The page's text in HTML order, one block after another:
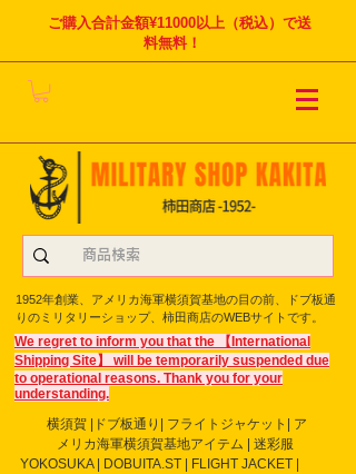
ご購入合計金額¥11000以上（税込）で送
料無料！
1952年創業、アメリカ海軍横須賀基地の目の前、ドブ板通
りのミリタリーショップ、柿田商店のWEBサイトです。
We regret to inform you that the 【International
Shipping Site】 will be temporarily suspended due
to operational reasons. Thank you for your
understanding.
横須賀 |ドブ板通り| フライト ジャケット| ア
メリカ海軍横須賀基地アイテム | 迷彩服
YOKOSUKA | DOBUITA.ST | FLIGHT JACKET |